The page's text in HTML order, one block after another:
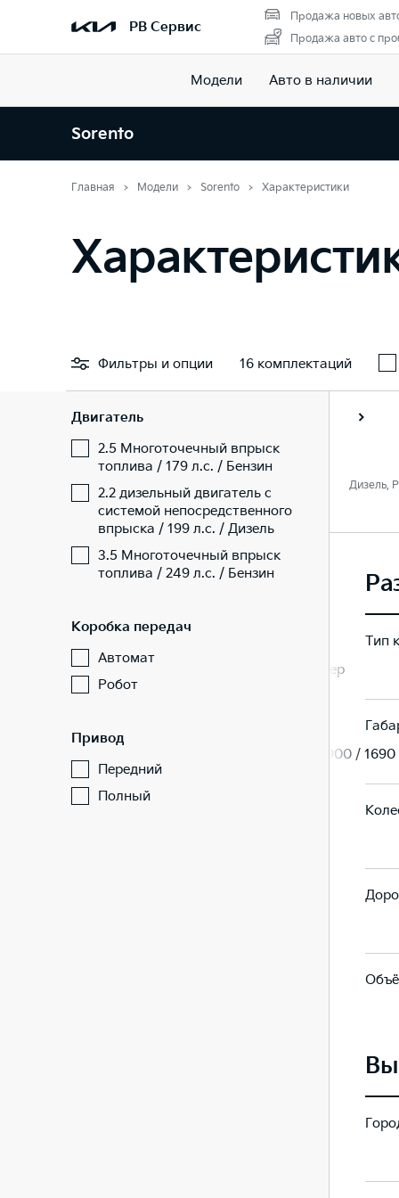
РВ Сервис
Продажа новых
Продажа авто с
Модели Авто в наличии
Sorento
Главная Модели Sorento Характеристики
Фильтры и опции 16 комплектаций
Двигатель
2.5 Многоточечный впрыск
топлива / 179 л.с. / Бензин
2.2 дизельный двигатель с
системой непосредственного
впрыска / 199 л.с. / Дизель
3.5 Многоточечный впрыск
топлива / 249 л.с. / Бензин
Коробка передач
Автомат
Робот
Привод
Передний
Полный
Премиум
2.2 / 199 л. c. / Дизель, Робот
/ Полный
2.2 / 199 л. c. / Дизель,
Тип
Кроссовер
4810 / 1900 / 1690